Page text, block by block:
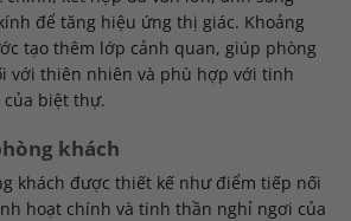
để tăng hiệu ứng thị giác. Khoảng
tạo thêm lớp cảnh quan, giúp phòng
với thiên nhiên và phù hợp với tinh
của biệt thự.
khách
khách được thiết kế như điểm tiếp nối
hoạt chính và tinh thần nghỉ ngơi của